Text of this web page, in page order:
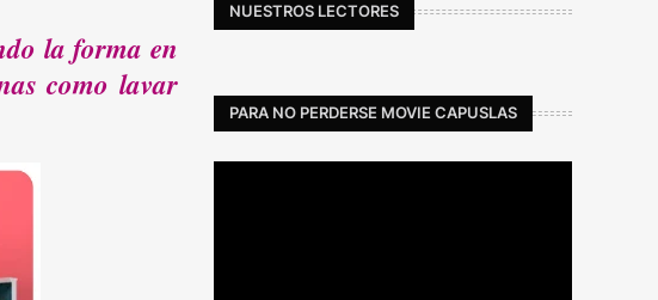
la forma en
como lavar
NUESTROS LECTORES
PARA NO PERDERSE MOVIE CAPUSLAS